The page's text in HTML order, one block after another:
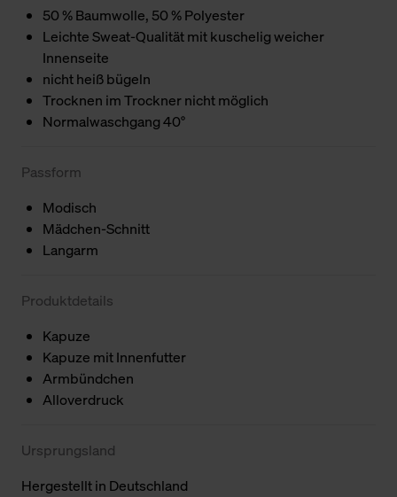
50 % Baumwolle, 50 % Polyester
Leichte Sweat-Qualität mit kuschelig weicher
Innenseite
nicht heiß bügeln
Trocknen im Trockner nicht möglich
Normalwaschgang 40°
Passform
Modisch
Mädchen-Schnitt
Langarm
Produktdetails
Kapuze
Kapuze mit Innenfutter
Armbündchen
Alloverdruck
Ursprungsland
Hergestellt in Deutschland